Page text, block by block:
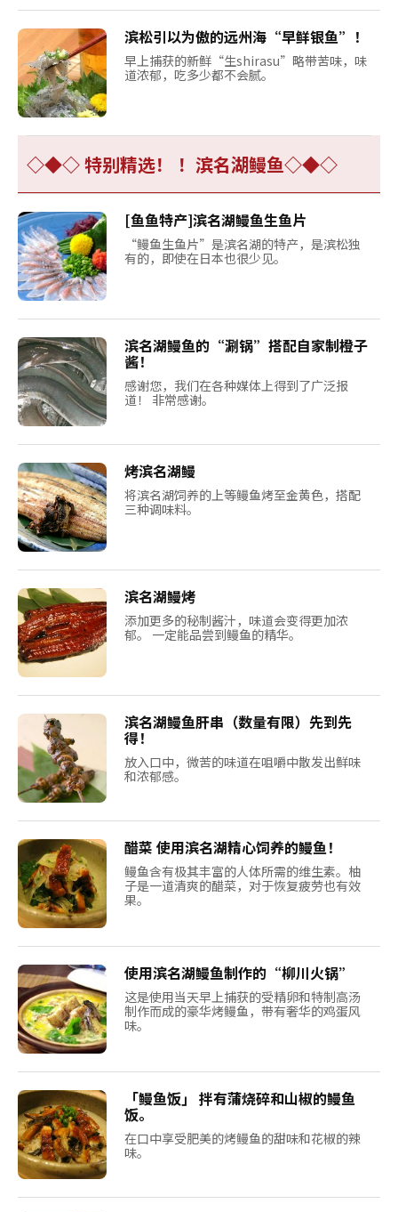
滨松引以为傲的远州海“早鲜银鱼”！
早上捕获的新鲜“生shirasu”略带苦味，味
道浓郁，吃多少都不会腻。
◇◆◇ 特别精选！ ！滨名湖鳗鱼◇◆◇
[鱼鱼特产]滨名湖鳗鱼生鱼片
“鳗鱼生鱼片”是滨名湖的特产，是滨松独
有的，即使在日本也很少见。
滨名湖鳗鱼的“涮锅”搭配自家制橙子
酱！
感谢您，我们在各种媒体上得到了广泛报
道！ 非常感谢。
烤滨名湖鳗
将滨名湖饲养的上等鳗鱼烤至金黄色，搭配
三种调味料。
滨名湖鳗烤
添加更多的秘制酱汁，味道会变得更加浓
郁。 一定能品尝到鳗鱼的精华。
滨名湖鳗鱼肝串（数量有限）先到先
得！
放入口中，微苦的味道在咀嚼中散发出鲜味
和浓郁感。
醋菜 使用滨名湖精心饲养的鳗鱼！
鳗鱼含有极其丰富的人体所需的维生素。柚
子是一道清爽的醋菜，对于恢复疲劳也有效
果。
使用滨名湖鳗鱼制作的“柳川火锅”
这是使用当天早上捕获的受精卵和特制高汤
制作而成的豪华烤鳗鱼，带有奢华的鸡蛋风
味。
「鳗鱼饭」 拌有蒲烧碎和山椒的鳗鱼
饭。
在口中享受肥美的烤鳗鱼的甜味和花椒的辣
味。